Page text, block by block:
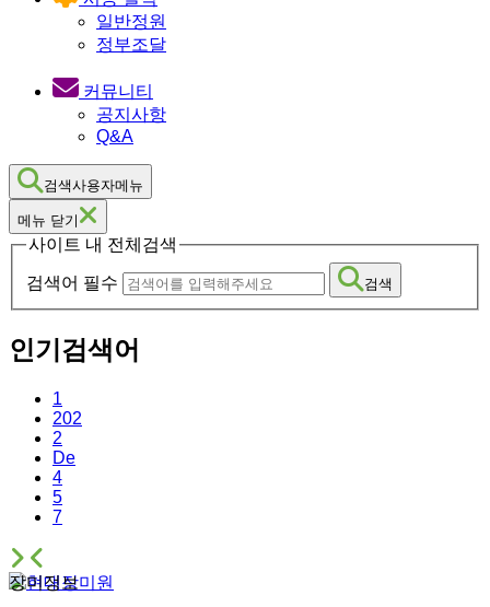
일반정원
정부조달
커뮤니티
공지사항
Q&A
검색사용자메뉴
메뉴 닫기
사이트 내 전체검색
검색어 필수 검색
인기검색어
1
202
2
De
4
5
7
장미정보